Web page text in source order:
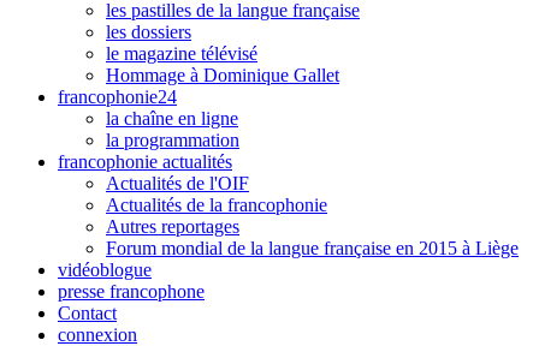
les pastilles de la langue française
les dossiers
le magazine télévisé
Hommage à Dominique Gallet
francophonie24
la chaîne en ligne
la programmation
francophonie actualités
Actualités de l'OIF
Actualités de la francophonie
Autres reportages
Forum mondial de la langue française en 2015 à Liège
vidéoblogue
presse francophone
Contact
connexion